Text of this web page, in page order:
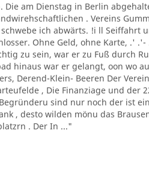
am Dienstag in Berlin
. Vereins
ich abwärts. !i ll Seiffahrt
Ohne Geld, ohne Karte, .' .'-
zu sein, war er zu Fuß durch
hinaus war er gelangt, oon wo
Derend-Klein- Beeren Der
, Die Finanziage und der
sind nur noch der ist
, desto wilden mönu das
. Der In ..."